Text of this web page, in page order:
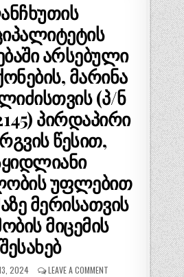
არსებული
მარინა
(პ/ნ
პირდაპირი
წესით,
უფლებით
მერისათვის
მიცემის
შესახებ
2024 LEAVE A COMMENT